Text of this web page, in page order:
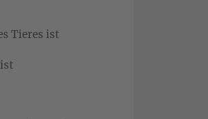
Tieres ist